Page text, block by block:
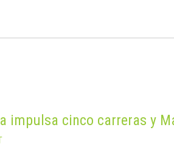
impulsa cinco carreras y